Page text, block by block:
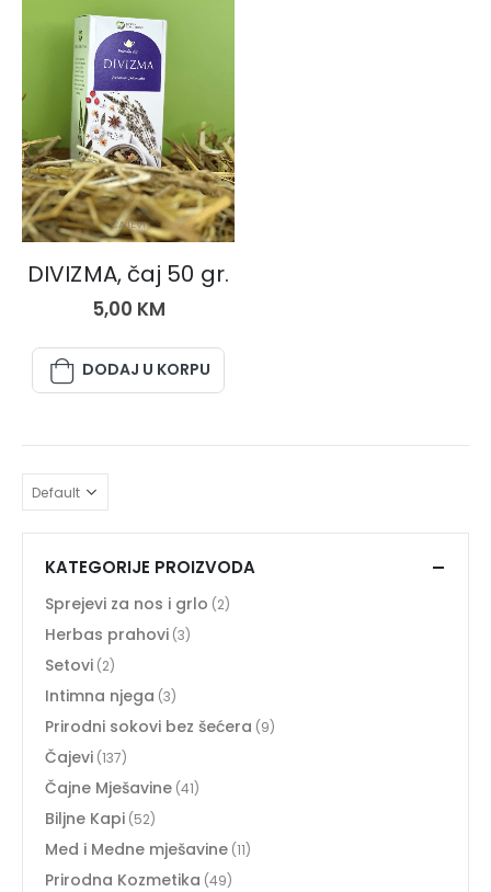
ČAJEVI
DIVIZMA, čaj 50 gr.
5,00 KM
DODAJ U KORPU
KATEGORIJE PROIZVODA
Sprejevi za nos i grlo (2)
Herbas prahovi (3)
Setovi (2)
Intimna njega (3)
Prirodni sokovi bez šećera (9)
Čajevi (137)
Čajne Mješavine (41)
Biljne Kapi (52)
Med i Medne mješavine (11)
Prirodna Kozmetika (49)